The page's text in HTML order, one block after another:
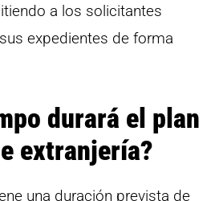
a los solicitantes
expedientes de forma
durará el plan
extranjería?
una duración prevista de